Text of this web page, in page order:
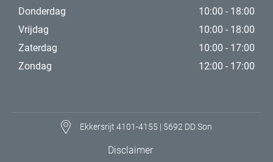
Donderdag
10:00 - 18:00
Vrijdag
10:00 - 18:00
Zaterdag
10:00 - 17:00
Zondag
12:00 - 17:00
Disclaimer
Ekkersrijt 4101-4155 | 5692 DD Son